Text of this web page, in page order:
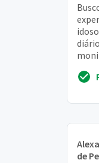
(!)
de